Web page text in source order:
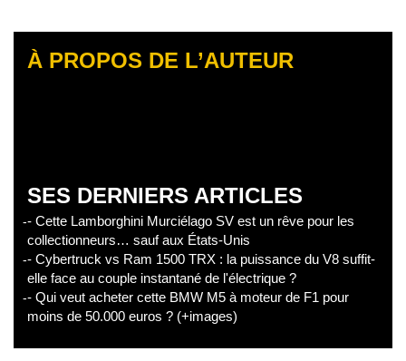
À PROPOS DE L’AUTEUR
SES DERNIERS ARTICLES
- Cette Lamborghini Murciélago SV est un rêve pour les
collectionneurs… sauf aux États-Unis
- Cybertruck vs Ram 1500 TRX : la puissance du V8 suffit-
elle face au couple instantané de l'électrique ?
- Qui veut acheter cette BMW M5 à moteur de F1 pour
moins de 50.000 euros ? (+images)